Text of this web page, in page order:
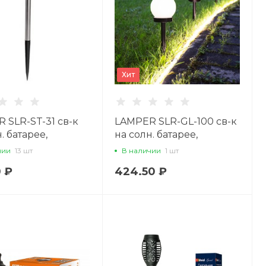
SLR-ST-31 св-к
батарее,
31см, d=4,7см
13 шт
₽
Хит
LAMPER SLR-GL-100 св-к
на солн. батарее,
пластик, 34 см, d=10см, 1
В наличии 1 шт
424.50 ₽